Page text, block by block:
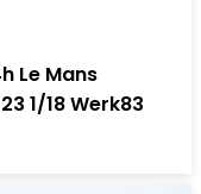
Le Mans
1/18 Werk83